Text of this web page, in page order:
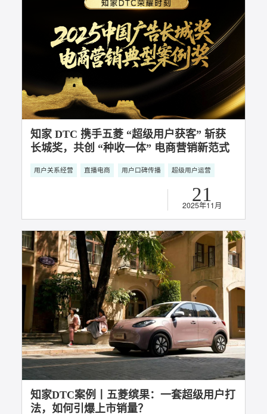
2025年12月
长城奖，共创 “种收一体” 电商营销新范式
用户关系经营 直播电商 用户口碑传播 超级用户运营
21
2025年11月